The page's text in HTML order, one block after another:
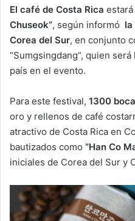
El café de Costa Rica
Chuseok”, según informó la
Corea del Sur, en conjunto
“Sumgsingdang”, quien
país en el evento.
Para este festival, 1300
oro y rellenos de café
atractivo de Costa Rica en
bautizados como “Han Co
iniciales de Corea del Sur y